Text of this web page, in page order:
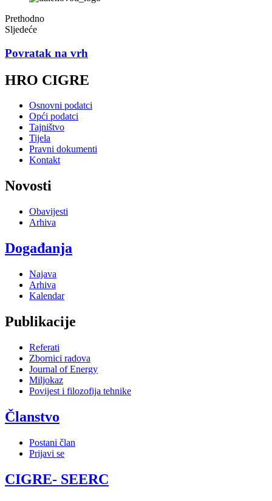
Prethodno
Sljedeće
Povratak na vrh
HRO CIGRE
Osnovni podatci
Opći podatci
Tajništvo
Tijela
Pravni dokumenti
Kontakt
Novosti
Obavijesti
Arhiva
Događanja
Najava
Arhiva
Kalendar
Publikacije
Referati
Zbornici radova
Journal of Energy
Miljokaz
Povijest i filozofija tehnike
Članstvo
Postani član
Prijavi se
CIGRE- SEERC